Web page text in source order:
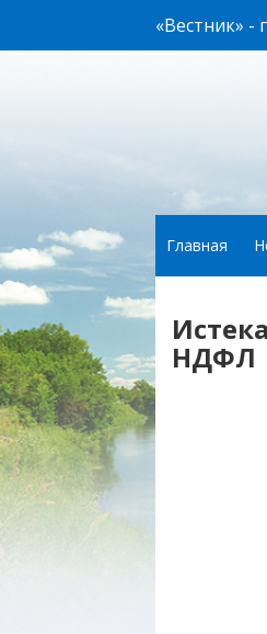
«Вестник» -
Главная
НДФЛ